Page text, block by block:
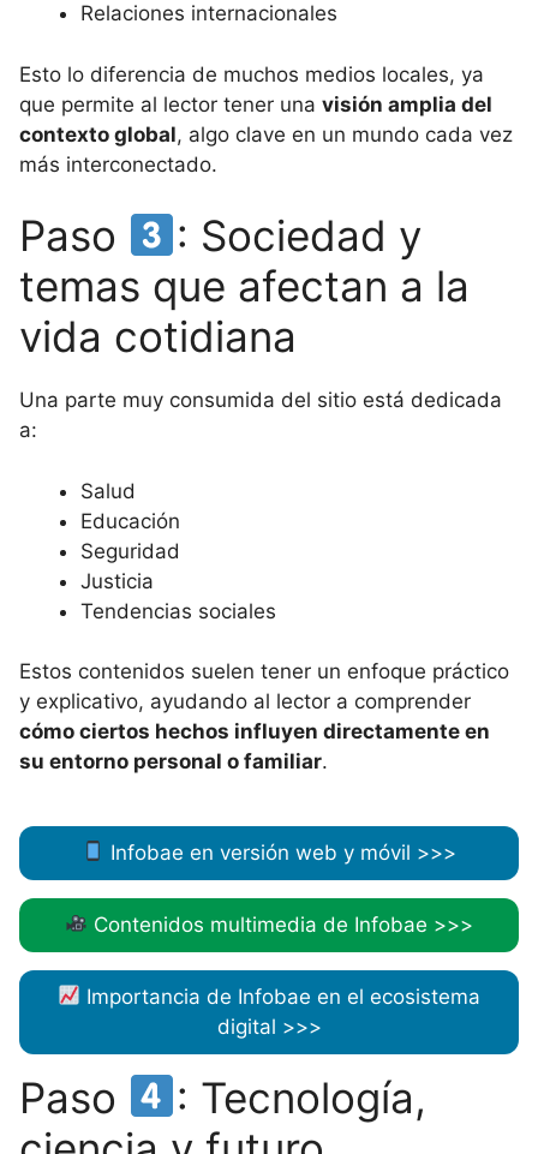
Relaciones internacionales
Esto lo diferencia de muchos medios locales, ya
que permite al lector tener una visión amplia del
contexto global, algo clave en un mundo cada vez
más interconectado.
Paso
: Sociedad y
temas que afectan a la
vida cotidiana
Una parte muy consumida del sitio está dedicada
a:
Salud
Educación
Seguridad
Justicia
Tendencias sociales
Estos contenidos suelen tener un enfoque práctico
y explicativo, ayudando al lector a comprender
cómo ciertos hechos influyen directamente en
su entorno personal o familiar.
Infobae en versión web y móvil >>>
Contenidos multimedia de Infobae >>>
Importancia de Infobae en el ecosistema
digital >>>
Paso
: Tecnología,